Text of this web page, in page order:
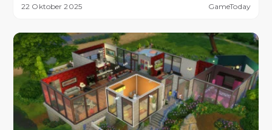
22 Oktober 2025 GameToday